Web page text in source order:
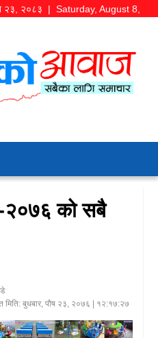
२३, २०८३ | Saturday, August 8,
२०७६ को सबै
मिति: बुधबार, पौष २३, २०७६ | १२:१७:२७